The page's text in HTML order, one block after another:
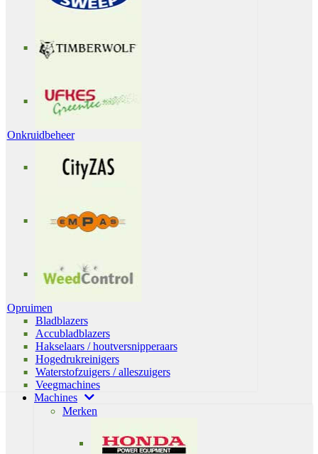
Onkruidbeheer
Opruimen
Bladblazers
Accubladblazers
Hakselaars / houtversnipperaars
Hogedrukreinigers
Waterstofzuigers / alleszuigers
Veegmachines
Machines
Merken